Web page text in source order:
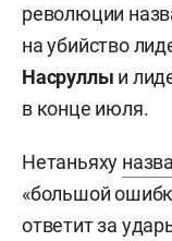
революции
на убийство
Насруллы и
в конце июля.
Нетаньяху
«большой
ответит за